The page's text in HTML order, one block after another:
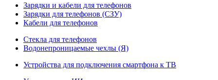
Зарядки и кабели для телефонов
Зарядки для телефонов (СЗУ)
Кабели для телефонов
Стекла для телефонов
Водонепроницаемые чехлы (Я)
Устройства для подключения смартфона к ТВ